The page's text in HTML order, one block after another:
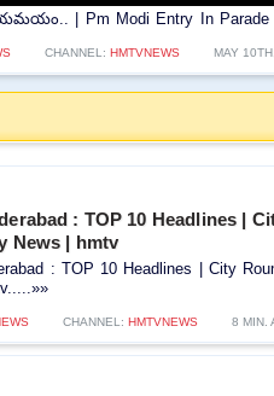
| Pm Modi Entry In Parade
CHANNEL: HMTVNEWS MAY
: TOP 10 Headlines |
News | hmtv
: TOP 10 Headlines | City
CHANNEL: HMTVNEWS 8 MIN.